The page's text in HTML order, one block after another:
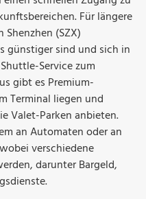
Für längere
(SZX)
günstiger sind und sich in
Service zum
gibt es Premium-
Terminal liegen und
Valet-Parken anbieten.
an Automaten oder an
verschiedene
darunter Bargeld,